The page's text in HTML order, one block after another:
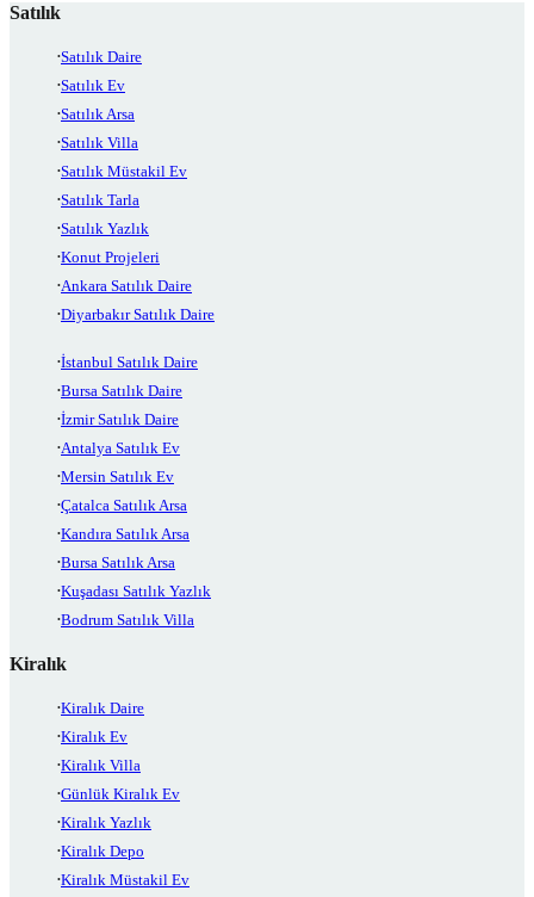
Satılık
Satılık Daire
Satılık Ev
Satılık Arsa
Satılık Villa
Satılık Müstakil Ev
Satılık Tarla
Satılık Yazlık
Konut Projeleri
Ankara Satılık Daire
Diyarbakır Satılık Daire
İstanbul Satılık Daire
Bursa Satılık Daire
İzmir Satılık Daire
Antalya Satılık Ev
Mersin Satılık Ev
Çatalca Satılık Arsa
Kandıra Satılık Arsa
Bursa Satılık Arsa
Kuşadası Satılık Yazlık
Bodrum Satılık Villa
Kiralık
Kiralık Daire
Kiralık Ev
Kiralık Villa
Günlük Kiralık Ev
Kiralık Yazlık
Kiralık Depo
Kiralık Müstakil Ev